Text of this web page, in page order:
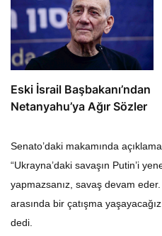
Eski İsrail Başbakanı’ndan
Netanyahu’ya Ağır Sözler
Senato’daki makamında
“Ukrayna’daki savaşın Putin’i
yapmazsanız, savaş devam
arasında bir çatışma
dedi.